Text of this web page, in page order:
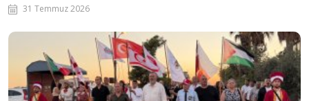
31 Temmuz 2026